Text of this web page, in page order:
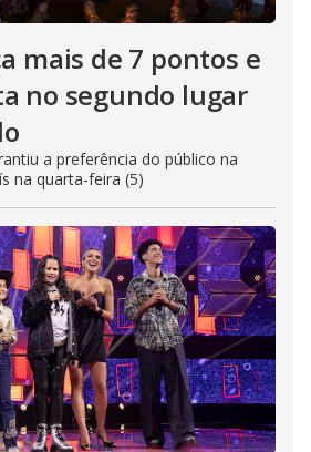
mais de 7 pontos e
no segundo lugar
a preferência do público na
na quarta-feira (5)